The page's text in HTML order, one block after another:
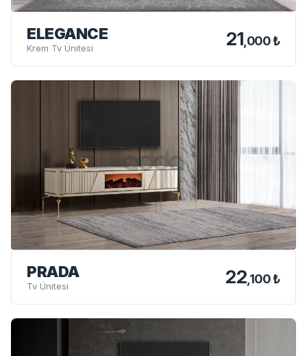
ELEGANCE
Krem Tv Ünitesi 21 ,000 ₺
PRADA
Tv Ünitesi 22,100 ₺